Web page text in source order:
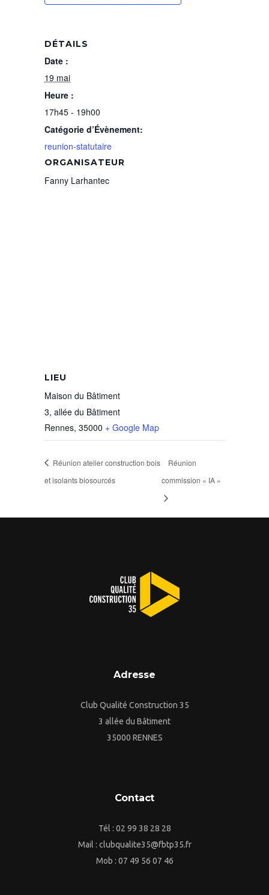
DÉTAILS
Date :
19 mai
Heure :
17h45 - 19h00
Catégorie d’Évènement:
reunion-statutaire
ORGANISATEUR
Fanny Larhantec
LIEU
Maison du Bâtiment
3, allée du Bâtiment
Rennes, 35000 + Google Map
Réunion atelier construction bois
et isolants biosourcés
Réunion
commission « IA »
Adresse
Club Qualité Construction 35
3 allée du Bâtiment
35000 RENNES
Contact
Tél : 02 99 38 28 28
Mail : clubqualite35@fbtp35.fr
Mob : 07 49 56 07 46